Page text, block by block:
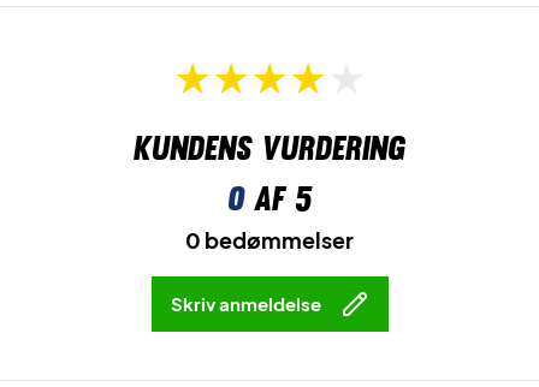
Kundens vurdering
0af 5
0 bedømmelser
Skriv anmeldelse